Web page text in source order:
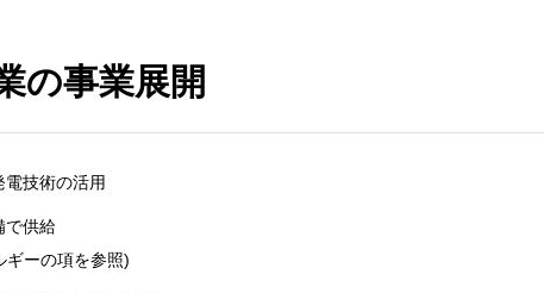
の事業展開
技術の活用
で供給
ギーの項を参照)